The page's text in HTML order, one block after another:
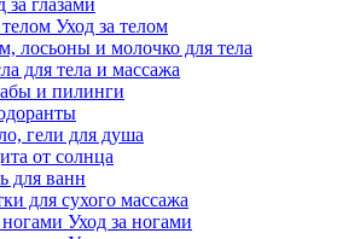
за глазами
Уход за телом
лосьоны и молочко для тела
для тела и массажа
и пилинги
гели для душа
от солнца
для ванн
для сухого массажа
Уход за ногами